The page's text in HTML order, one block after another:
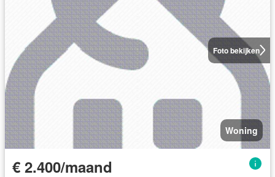
Foto bekijken
Woning
€ 2.400/maand